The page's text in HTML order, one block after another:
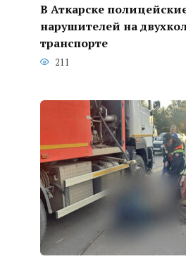
В Аткарске
нарушителей на
транспорте
211